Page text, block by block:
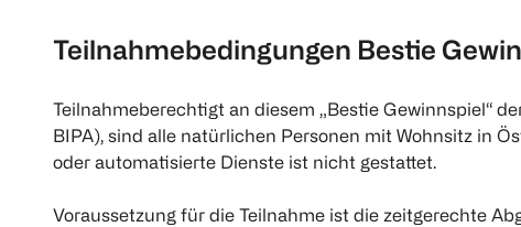
Teilnahmebedingungen Bestie
Teilnahmeberechtigt an diesem „Bestie Gewinnspiel“
BIPA), sind alle natürlichen Personen mit Wohnsitz in
oder automatisierte Dienste ist nicht gestattet.
Voraussetzung für die Teilnahme ist die zeitgerechte